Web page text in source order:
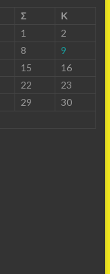
Σ
Κ
1
2
8
9
15
16
22
23
29
30